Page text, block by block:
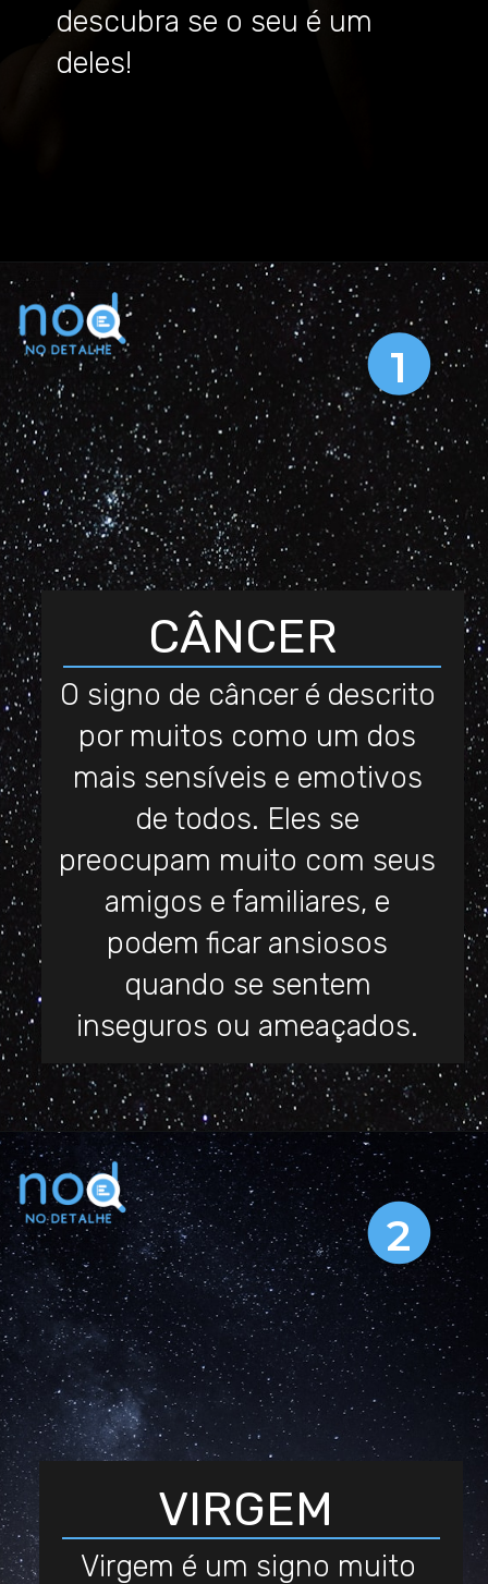
descubra se o seu é um
deles!
Opening https://nodetalhe.com.br
O signo de câncer é descrito
por muitos como um dos
mais sensíveis e emotivos
de todos. Eles se
preocupam muito com seus
amigos e familiares, e
podem ficar ansiosos
quando se sentem
inseguros ou ameaçados.
CÂNCER
1
Virgem é um signo muito
VIRGEM
2